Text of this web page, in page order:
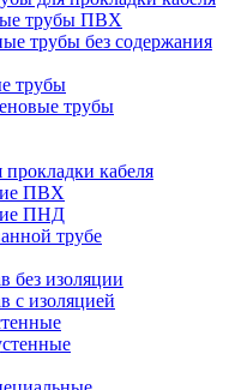
трубы ПВХ
трубы без содержания
трубы
трубы
кабеля
ПВХ
ПНД
трубе
без изоляции
с изоляцией